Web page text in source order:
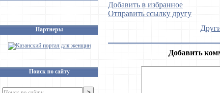
Партнеры
Поиск по сайту
Добавить в избранное
Отправить ссылку другу
Добавить